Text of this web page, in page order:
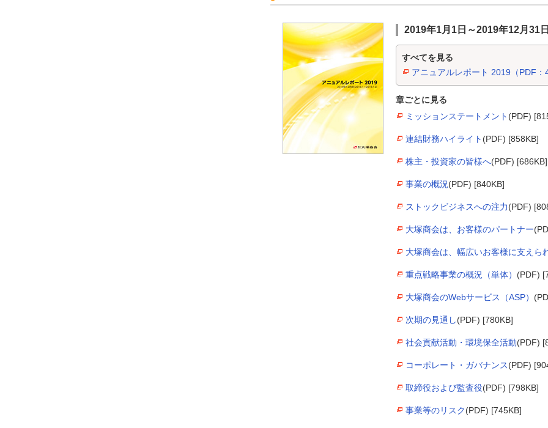
2019年1月1日～2019年12月31日
すべてを見る
アニュアルレポート 2019（PDF：
章ごとに見る
ミッションステートメント (PDF)
連結財務ハイライト (PDF) [858KB]
株主・投資家の皆様へ(PDF) [686KB]
事業の概況(PDF) [840KB]
ストックビジネスへの注力(PDF)
大塚商会は、お客様のパートナー
大塚商会は、幅広いお客様に支えら
重点戦略事業の概況（単体） (PDF)
大塚商会のWebサービス（ASP）
次期の見通し(PDF) [780KB]
社会貢献活動・環境保全活動(PDF)
コーポレート・ガバナンス(PDF)
取締役および監査役(PDF) [798KB]
事業等のリスク(PDF) [745KB]